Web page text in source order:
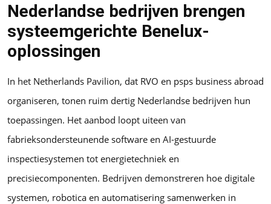
Nederlandse bedrijven brengen
systeemgerichte Benelux-
oplossingen
In het Netherlands Pavilion, dat RVO en psps business abroad
organiseren, tonen ruim dertig Nederlandse bedrijven hun
toepassingen. Het aanbod loopt uiteen van
fabrieksondersteunende software en AI-gestuurde
inspectiesystemen tot energietechniek en
precisiecomponenten. Bedrijven demonstreren hoe digitale
systemen, robotica en automatisering samenwerken in